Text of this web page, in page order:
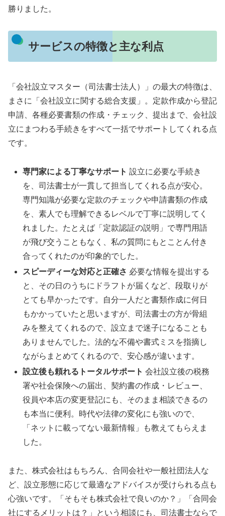
勝りました。
サービスの特徴と主な利点
「会社設立マスター（司法書士法人）」の最大の特徴は、
まさに「会社設立に関する総合支援」。定款作成から登記
申請、各種必要書類の作成・チェック、提出まで、会社設
立にまつわる手続きをすべて一括でサポートしてくれる点
です。
専門家による丁寧なサポート 設立に必要な手続き
を、司法書士が一貫して担当してくれる点が安心。
専門知識が必要な定款のチェックや申請書類の作成
を、素人でも理解できるレベルで丁寧に説明してく
れました。たとえば「定款認証の説明」で専門用語
が飛び交うこともなく、私の質問にもとことん付き
合ってくれたのが印象的でした。
スピーディーな対応と正確さ 必要な情報を提出する
と、その日のうちにドラフトが届くなど、段取りが
とても早かったです。自分一人だと書類作成に何日
もかかっていたと思いますが、司法書士の方が骨組
みを整えてくれるので、設立まで迷子になることも
ありませんでした。法的な不備や書式ミスを指摘し
ながらまとめてくれるので、安心感が違います。
設立後も頼れるトータルサポート 会社設立後の税務
署や社会保険への届出、契約書の作成・レビュー、
役員や本店の変更登記にも、そのまま相談できるの
も本当に便利。時代や法律の変化にも強いので、
「ネットに載ってない最新情報」も教えてもらえま
した。
また、株式会社はもちろん、合同会社や一般社団法人な
ど、設立形態に応じて最適なアドバイスが受けられる点も
心強いです。「そもそも株式会社で良いのか？」「合同会
社にするメリットは？」という相談にも、司法書士ならで